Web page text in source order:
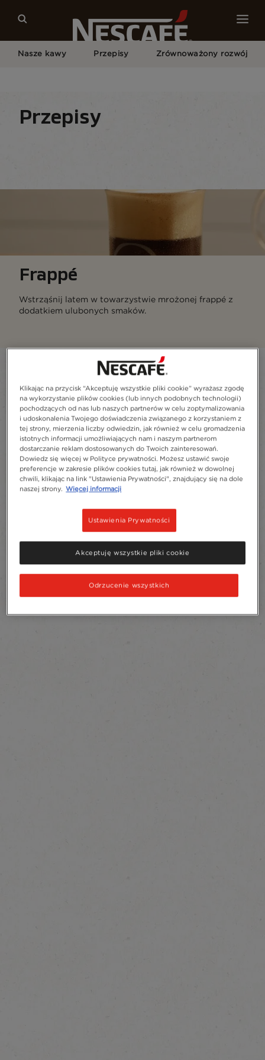
Nasze kawy Przepisy Zrównoważony rozwój
Przepisy
Frappé
Wstrząśnij latem w towarzystwie mrożonej frappé z
dodatkiem ulubonych smaków.
5 przepisy Sort:Najczęściej rekomendowane
content-grid
Klikając na przycisk “Akceptuję wszystkie pliki cookie” wyrażasz zgodę
na wykorzystanie plików cookies (lub innych podobnych technologii)
pochodzących od nas lub naszych partnerów w celu zoptymalizowania
i udoskonalenia Twojego doświadczenia związanego z korzystaniem z
tej strony, mierzenia liczby odwiedzin, jak również w celu gromadzenia
istotnych informacji umożliwiających nam i naszym partnerom
dostarczanie reklam dostosowanych do Twoich zainteresowań.
Dowiedz się więcej w Polityce prywatności. Możesz ustawić swoje
preferencje w zakresie plików cookies tutaj, jak również w dowolnej
chwili, klikając na link "Ustawienia Prywatności", znajdujący się na dole
naszej strony. Więcej informacji
Ustawienia Prywatności
Odrzucenie wszystkich
Akceptuję wszystkie pliki cookie